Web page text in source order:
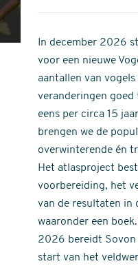
stars
of
stars
In december 2026
voor een nieuwe
aantallen van
veranderingen goed
eens per circa 15
brengen we de
overwinterende én
Het atlasproject
voorbereiding, het
van de resultaten in
waaronder een
2026 bereidt Sovon
start van het